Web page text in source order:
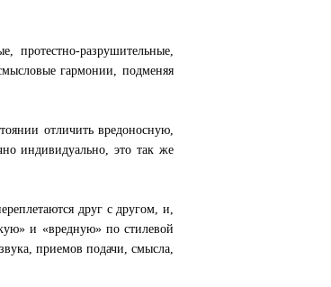
протестно-разрушительные,
гармонии, подменяя
отличить вредоносную,
индивидуально, это так же
друг с другом, и,
и «вредную» по стилевой
приемов подачи, смысла,